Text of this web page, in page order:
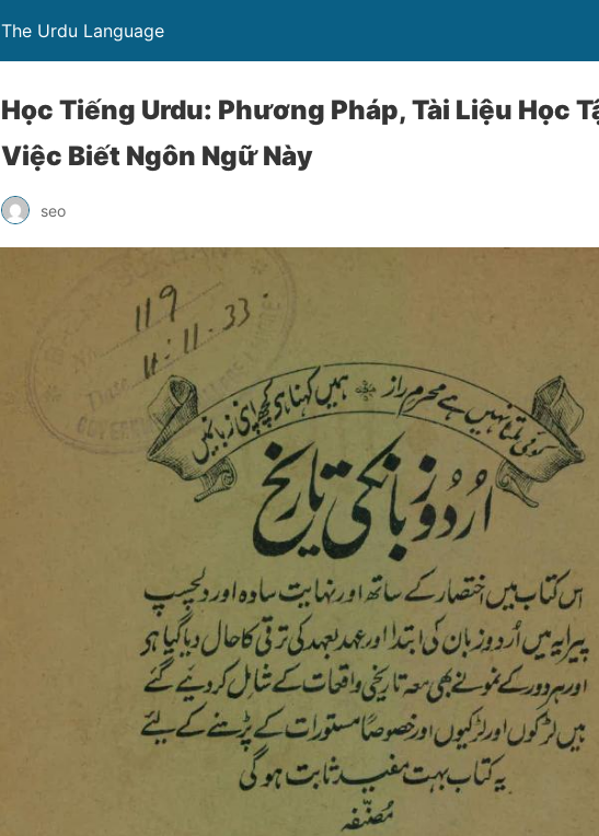
The Urdu Language
Học Tiếng Urdu: Phương Pháp, Tài Liệu Học
Việc Biết Ngôn Ngữ Này
seo